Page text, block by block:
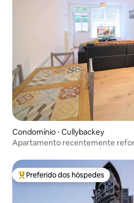
Condomínio ⋅ Cullybackey
Apartamento recentemente
Entre os melhores preferidos dos
Preferido dos hóspedes